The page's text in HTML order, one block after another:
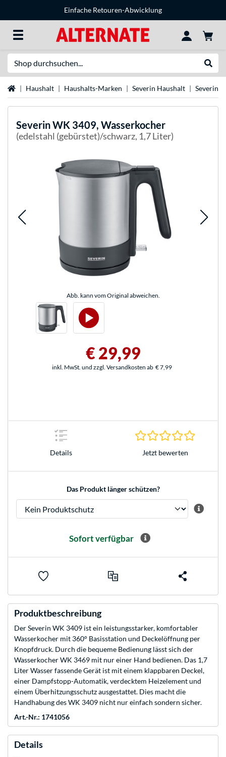
Einfache Retouren-Abwicklung
StartseiteHaushalt Haushalts-Marken Severin Haushalt Severin
SeverinWK 3409, Wasserkocher
(edelstahl (gebürstet)/schwarz, 1,7 Liter)
Abb. kann vom Original abweichen.
€ 29,99
inkl. MwSt. und zzgl. Versandkosten ab € 7,99
Details Jetzt bewerten
Das Produkt länger schützen?
Sofort verfügbar
Produktbeschreibung
Der Severin WK 3409 ist ein leistungsstarker, komfortabler
Wasserkocher mit 360° Basisstation und Deckelöffnung per
Knopfdruck. Durch die bequeme Bedienung lässt sich der
Wasserkocher WK 3469 mit nur einer Hand bedienen. Das 1,7
Liter Wasser fassende Gerät ist mit einem klappbaren Deckel,
einer Dampfstopp-Automatik, verdecktem Heizelement und
einem Überhitzungsschutz ausgestattet. Dies macht die
Handhabung des WK 3409 nicht nur einfach sondern sicher.
Art.-Nr.: 1741056
Details